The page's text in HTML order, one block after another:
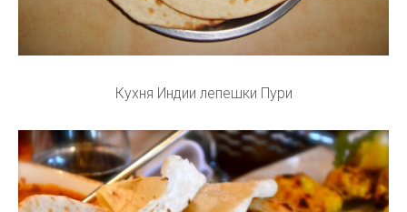
Кухня Индии лепешки Пури